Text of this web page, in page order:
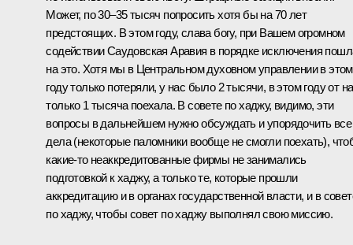
Может, по 30–35 тысяч попросить хотя бы на 70 лет
предстоящих. В этом году, слава богу, при Вашем огромном
содействии Саудовская Аравия в порядке исключения
на это. Хотя мы в Центральном духовном управлении в этом
году только потеряли, у нас было 2 тысячи, в этом году от
только 1 тысяча поехала. В совете по хаджу, видимо, эти
вопросы в дальнейшем нужно обсуждать и упорядочить все
дела (некоторые паломники вообще не смогли поехать),
какие‑то неаккредитованные фирмы не занимались
подготовкой к хаджу, а только те, которые прошли
аккредитацию и в органах государственной власти, и в
по хаджу, чтобы совет по хаджу выполнял свою миссию.